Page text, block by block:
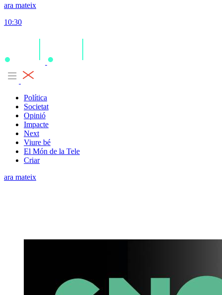
ara mateix
10:30
Política
Societat
Opinió
Impacte
Next
Viure bé
El Món de la Tele
Criar
ara mateix